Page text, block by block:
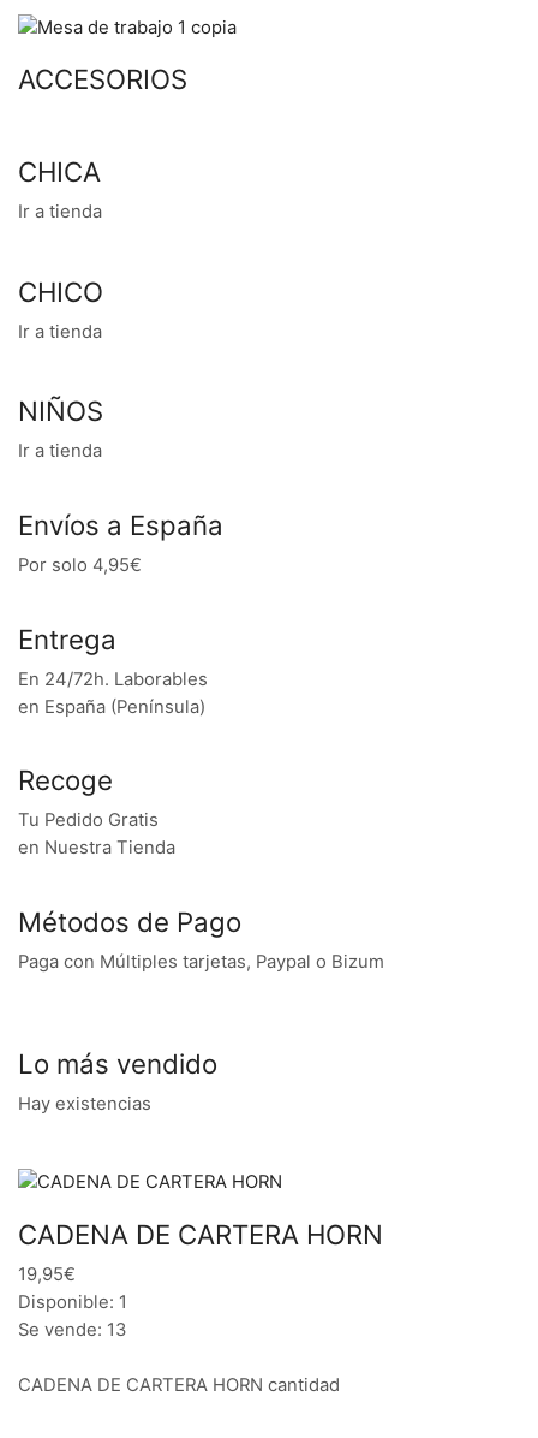
ACCESORIOS
CHICA
Ir a tienda
CHICO
Ir a tienda
NIÑOS
Ir a tienda
Envíos a España
Por solo 4,95€
Entrega
En 24/72h. Laborables
en España (Península)
Recoge
Tu Pedido Gratis
en Nuestra Tienda
Métodos de Pago
Paga con Múltiples tarjetas, Paypal o Bizum
Lo más vendido
Hay existencias
CADENA DE CARTERA HORN
19,95€
Disponible: 1
Se vende: 13
CADENA DE CARTERA HORN cantidad